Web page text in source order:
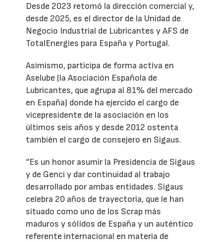
Desde 2023 retomó la dirección comercial y,
desde 2025, es el director de la Unidad de
Negocio Industrial de Lubricantes y AFS de
TotalEnergies para España y Portugal.
Asimismo, participa de forma activa en
Aselube (la Asociación Española de
Lubricantes, que agrupa al 81% del mercado
en España) donde ha ejercido el cargo de
vicepresidente de la asociación en los
últimos seis años y desde 2012 ostenta
también el cargo de consejero en Sigaus.
“Es un honor asumir la Presidencia de Sigaus
y de Genci y dar continuidad al trabajo
desarrollado por ambas entidades. Sigaus
celebra 20 años de trayectoria, que le han
situado como uno de los Scrap más
maduros y sólidos de España y un auténtico
referente internacional en materia de